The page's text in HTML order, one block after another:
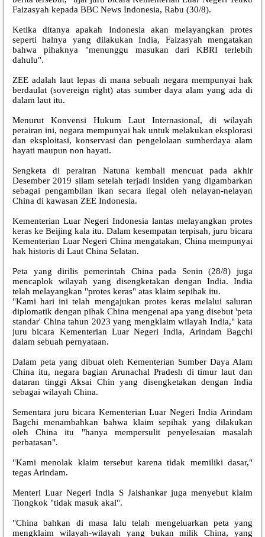
Faizasyah kepada BBC News Indonesia, Rabu (30/8).
Ketika ditanya apakah Indonesia akan melayangkan protes
seperti halnya yang dilakukan India, Faizasyah mengatakan
bahwa pihaknya "menunggu masukan dari KBRI terlebih
dahulu".
ZEE adalah laut lepas di mana sebuah negara mempunyai hak
berdaulat (sovereign right) atas sumber daya alam yang ada di
dalam laut itu.
Menurut Konvensi Hukum Laut Internasional, di wilayah
perairan ini, negara mempunyai hak untuk melakukan eksplorasi
dan eksploitasi, konservasi dan pengelolaan sumberdaya alam
hayati maupun non hayati.
Sengketa di perairan Natuna kembali mencuat pada akhir
Desember 2019 silam setelah terjadi insiden yang digambarkan
sebagai pengambilan ikan secara ilegal oleh nelayan-nelayan
China di kawasan ZEE Indonesia.
Kementerian Luar Negeri Indonesia lantas melayangkan protes
keras ke Beijing kala itu. Dalam kesempatan terpisah, juru bicara
Kementerian Luar Negeri China mengatakan, China mempunyai
hak historis di Laut China Selatan.
Peta yang dirilis pemerintah China pada Senin (28/8) juga
mencaplok wilayah yang disengketakan dengan India. India
telah melayangkan "protes keras" atas klaim sepihak itu.
"Kami hari ini telah mengajukan protes keras melalui saluran
diplomatik dengan pihak China mengenai apa yang disebut 'peta
standar' China tahun 2023 yang mengklaim wilayah India," kata
juru bicara Kementerian Luar Negeri India, Arindam Bagchi
dalam sebuah pernyataan.
Dalam peta yang dibuat oleh Kementerian Sumber Daya Alam
China itu, negara bagian Arunachal Pradesh di timur laut dan
dataran tinggi Aksai Chin yang disengketakan dengan India
sebagai wilayah China.
Sementara juru bicara Kementerian Luar Negeri India Arindam
Bagchi menambahkan bahwa klaim sepihak yang dilakukan
oleh China itu "hanya mempersulit penyelesaian masalah
perbatasan".
"Kami menolak klaim tersebut karena tidak memiliki dasar,"
tegas Arindam.
Menteri Luar Negeri India S Jaishankar juga menyebut klaim
Tiongkok "tidak masuk akal".
"China bahkan di masa lalu telah mengeluarkan peta yang
mengklaim wilayah-wilayah yang bukan milik China, yang